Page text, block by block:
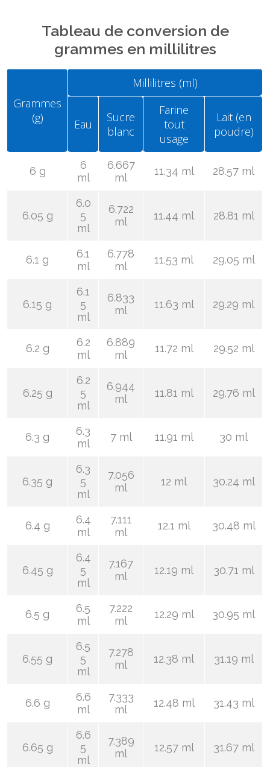
Tableau de conversion de
grammes en millilitres
Grammes
(g)
Millilitres (ml)
Eau
Sucre
blanc
Farine
tout
usage
Lait (en
poudre)
6 g
6
ml
6.667
ml
11.34 ml 28.57 ml
6.05 g
6.0
5
ml
6.722
ml
11.44 ml 28.81 ml
6.1 g
6.1
ml
6.778
ml
11.53 ml 29.05 ml
6.15 g
6.1
5
ml
6.833
ml
11.63 ml 29.29 ml
6.2 g
6.2
ml
6.889
ml
11.72 ml 29.52 ml
6.25 g
6.2
5
ml
6.944
ml
11.81 ml 29.76 ml
6.3 g
6.3
ml
7 ml 11.91 ml 30 ml
6.35 g
6.3
5
ml
7.056
ml
12 ml 30.24 ml
6.4 g
6.4
ml
7.111
ml
12.1 ml 30.48 ml
6.45 g
6.4
5
ml
7.167
ml
12.19 ml 30.71 ml
6.5 g
6.5
ml
7.222
ml
12.29 ml 30.95 ml
6.55 g
6.5
5
ml
7.278
ml
12.38 ml 31.19 ml
6.6 g
6.6
ml
7.333
ml
12.48 ml 31.43 ml
6.65 g
6.6
5
ml
7.389
ml
12.57 ml 31.67 ml